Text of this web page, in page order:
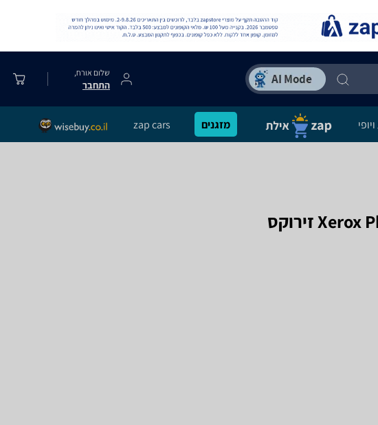
שלום אורח,
התחבר
מזגנים zap cars